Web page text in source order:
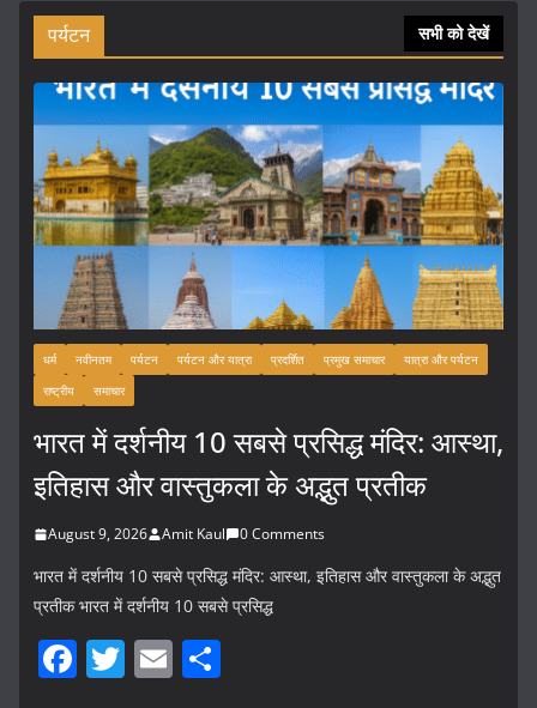
पर्यटन सभी को देखें
धर्म नवीनतम पर्यटन पर्यटन और यात्रा प्रदर्शित प्रमुख समाचार
यात्रा और पर्यटन
राष्ट्रीय
समाचार
भारत में दर्शनीय 10 सबसे प्रसिद्ध मंदिर: आस्था,
इतिहास और वास्तुकला के अद्भुत प्रतीक
August 9, 2026 Amit Kaul 0 Comments
भारत में दर्शनीय 10 सबसे प्रसिद्ध मंदिर: आस्था, इतिहास और वास्तुकला के अद्भुत
प्रतीक भारत में दर्शनीय 10 सबसे प्रसिद्ध
F T E